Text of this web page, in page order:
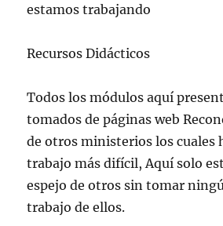
estamos trabajando
Recursos Didácticos
Todos los módulos aquí
tomados de páginas web
de otros ministerios los cuales
trabajo más difícil, Aquí solo
espejo de otros sin tomar
trabajo de ellos.